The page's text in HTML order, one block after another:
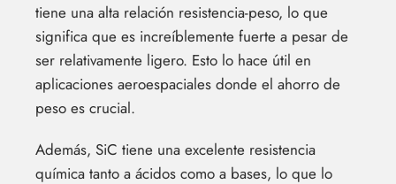
tiene una alta relación resistencia-peso, lo que
significa que es increíblemente fuerte a pesar de
ser relativamente ligero. Esto lo hace útil en
aplicaciones aeroespaciales donde el ahorro de
peso es crucial.
Además, SiC tiene una excelente resistencia
química tanto a ácidos como a bases, lo que lo